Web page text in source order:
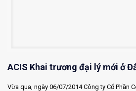
ACIS Khai trương đại lý mới ở
Vừa qua, ngày 06/07/2014 Công ty Cổ Phần